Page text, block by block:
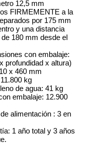
12,5 mm
FIRMEMENTE a la
por 175 mm
y una distancia
180 mm desde el
con embalaje:
profundidad x altura)
x 460 mm
kg
de agua: 41 kg
embalaje: 12.900
alimentación : 3 en
1 año total y 3 años